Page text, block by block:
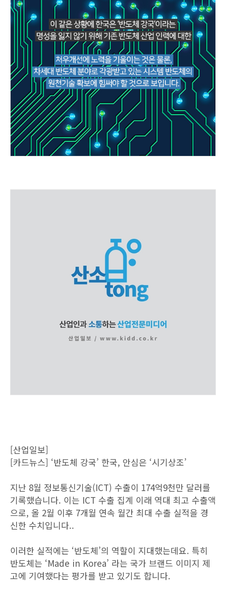
[산업일보]
[카드뉴스] ‘반도체 강국’ 한국, 안심은 ‘시기상조’
지난 8월 정보통신기술(ICT) 수출이 174억9천만 달러를
기록했습니다. 이는 ICT 수출 집계 이래 역대 최고 수출액
으로, 올 2월 이후 7개월 연속 월간 최대 수출 실적을 경
신한 수치입니다..
이러한 실적에는 ‘반도체’의 역할이 지대했는데요. 특히
반도체는 ‘Made in Korea’ 라는 국가 브랜드 이미지 제
고에 기여했다는 평가를 받고 있기도 합니다.